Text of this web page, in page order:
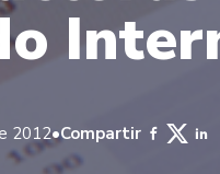
2012•Compartir